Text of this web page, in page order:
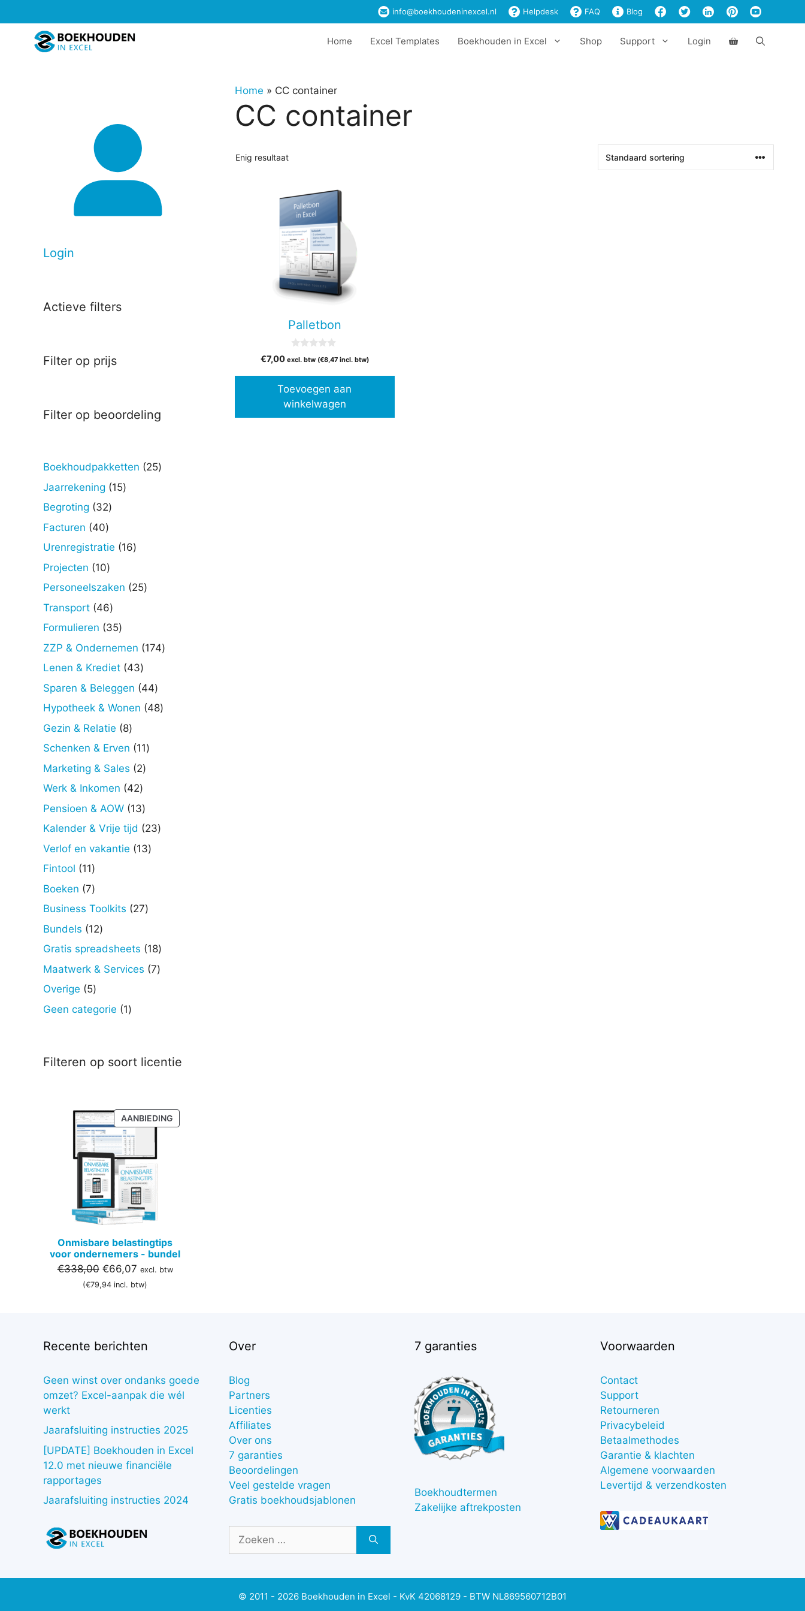
naar
info@boekhoudeninexcel.nl Helpdesk FAQ Blog
Home Excel Templates Boekhouden in Excel Shop Support Login
Home » CC container
CC container
Enig resultaat
Palletbon
v
5
€7,00 excl. btw (€8,47incl. btw)
Toevoegen aan
winkelwagen
Login
Actieve filters
Filter op prijs
Filter op beoordeling
Boekhoudpakketten 2525
Jaarrekening 1515
Begroting 3232
Facturen 4040
producten
Urenregistratie 1616
Projecten 1010
producten
Personeelszaken 2525
Transport 4646
producten
Formulieren 3535
producten
ZZP & Ondernemen 174174
Lenen & Krediet 4343
producten
Sparen & Beleggen 4444
producten
Hypotheek & Wonen 4848
Gezin & Relatie 88
producten
Schenken & Erven 1111
Marketing & Sales 22
Werk & Inkomen 4242
producten
Pensioen & AOW 1313
producten
Kalender & Vrije tijd 2323
Verlof en vakantie 1313
Fintool 1111
producten
Boeken 77
producten
Business Toolkits 2727
Bundels 1212
producten
Gratis spreadsheets 1818
producten
Maatwerk & Services 77
Overige 55
producten
Geen categorie 11
Filteren op soort licentie
AANBIEDINGPRODUCT
IN
Onmisbare belastingtips
voor ondernemers - bundel
€338,00 Oorspronkelijke
prijs
€66,07Huidige
prijs
excl. btw
(€79,94 incl. btw)
Recente berichten
Geen winst over ondanks goede
omzet? Excel-aanpak die wél
werkt
Jaarafsluiting instructies 2025
[UPDATE] Boekhouden in Excel
12.0 met nieuwe financiële
rapportages
Jaarafsluiting instructies 2024
Over
Blog
Partners
Licenties
Affiliates
Over ons
7 garanties
Beoordelingen
Veel gestelde vragen
Gratis boekhoudsjablonen
naar:
7 garanties
Boekhoudtermen
Zakelijke aftrekposten
Voorwaarden
Contact
Support
Retourneren
Privacybeleid
Betaalmethodes
Garantie & klachten
Algemene voorwaarden
Levertijd & verzendkosten
© 2011 - 2026 Boekhouden in Excel - KvK 42068129 - BTW NL869560712B01